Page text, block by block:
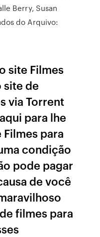
Berry, Susan
do Arquivo:
site Filmes
site de
via Torrent
para lhe
para
condição
pode pagar
de você
filmes para